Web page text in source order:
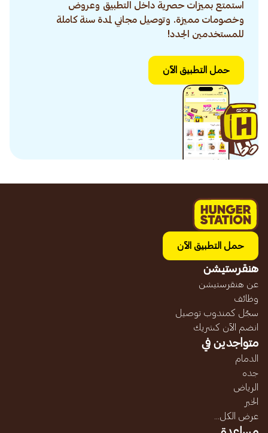
استمتع بميزات حصرية داخل التطبيق وعروض
وخصومات مميزة. وتوصيل مجاني لمدة سنة كاملة
للمستخدمين الجدد!
حمل التطبيق الآن
حمل التطبيق الآن
هنقرستيشن
عن هنقرستيشن
وظائف
سجّل كمندوب توصيل
انضم الآن كشريك
متواجدين في
الدمام
جده
الرياض
الخبر
عرض الكل...